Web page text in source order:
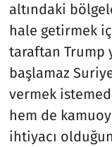
altındaki
hale getirmek
taraftan Trump
başlamaz
vermek
hem de
ihtiyacı
Teknoloji ve
Televizyon